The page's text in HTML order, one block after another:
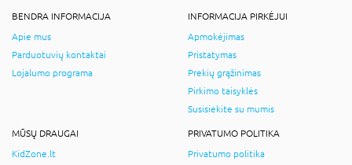
BENDRA INFORMACIJA
Apie mus
Parduotuvių kontaktai
Lojalumo programa
INFORMACIJA PIRKĖJUI
Apmokėjimas
Pristatymas
Prekių grąžinimas
Pirkimo taisyklės
Susisiekite su mumis
MŪSŲ DRAUGAI
KidZone.lt
PRIVATUMO POLITIKA
Privatumo politika